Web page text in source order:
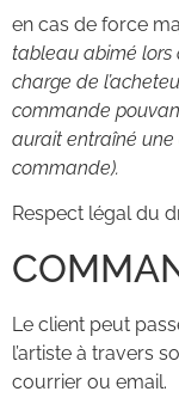
en cas de force
tableau abimé lors
charge de
commande
aurait entraîné
commande).
Respect légal du
Le client peut
l’artiste à travers
courrier ou email.